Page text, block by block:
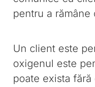
pentru a rămâne
Un client este
oxigenul este
poate exista